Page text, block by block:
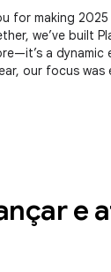
for making
we’ve built
a dynamic
our focus was
e